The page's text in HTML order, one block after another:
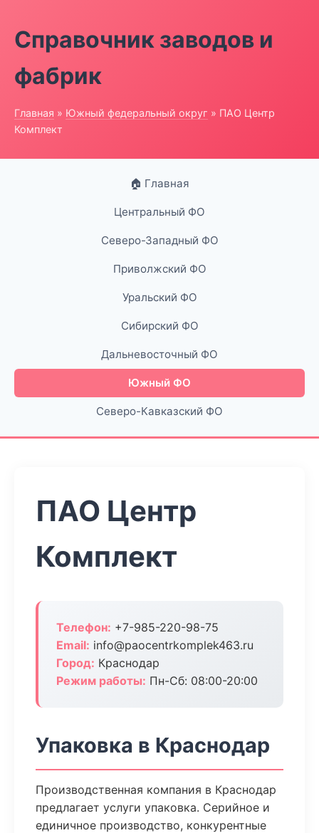
Справочник заводов и
фабрик
Главная » Южный федеральный округ » ПАО Центр
Комплект
🏠 Главная
Центральный ФО
Северо-Западный ФО
Приволжский ФО
Уральский ФО
Сибирский ФО
Дальневосточный ФО
Южный ФО
Северо-Кавказский ФО
ПАО Центр
Комплект
Телефон: +7-985-220-98-75
Email: info@paocentrkomplek463.ru
Город: Краснодар
Режим работы: Пн-Сб: 08:00-20:00
Упаковка в Краснодар
Производственная компания в Краснодар
предлагает услуги упаковка. Серийное и
единичное производство, конкурентные